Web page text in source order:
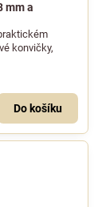
mm a
konvičky,
Do košíku